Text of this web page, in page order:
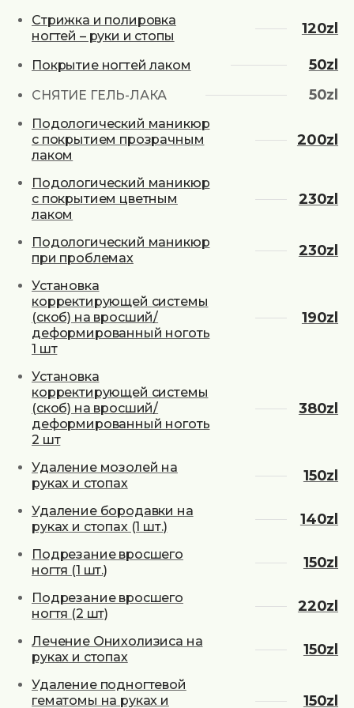
Стрижка и полировка
ногтей – руки и стопы
120zl
Покрытие ногтей лаком 50zl
СНЯТИЕ ГЕЛЬ-ЛАКА 50zl
Подологический маникюр
с покрытием прозрачным
лаком
200zl
Подологический маникюр
с покрытием цветным
лаком
230zl
Подологический маникюр
при проблемах
230zl
Установка
корректирующей системы
(скоб) на вросший/
деформированный ноготь
1 шт
190zl
Установка
корректирующей системы
(скоб) на вросший/
деформированный ноготь
2 шт
380zl
Удаление мозолей на
руках и стопах
150zl
Удаление бородавки на
руках и стопах (1 шт.)
140zl
Подрезание вросшего
ногтя (1 шт.)
150zl
Подрезание вросшего
ногтя (2 шт)
220zl
Лечение Онихолизиса на
руках и стопах
150zl
Удаление подногтевой
гематомы на руках и
150zl